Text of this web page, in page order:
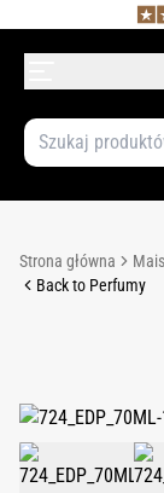
Strona główna
Back to Perfumy